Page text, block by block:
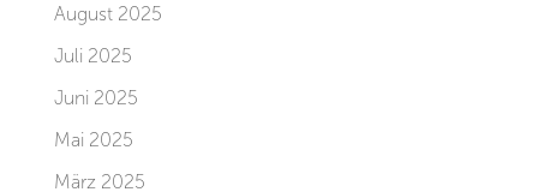
August 2025
Juli 2025
Juni 2025
Mai 2025
März 2025